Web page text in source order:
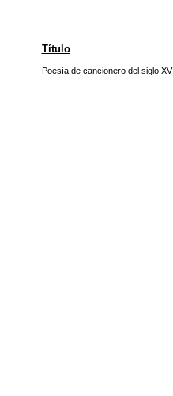
Título
Poesía de cancionero del siglo XV